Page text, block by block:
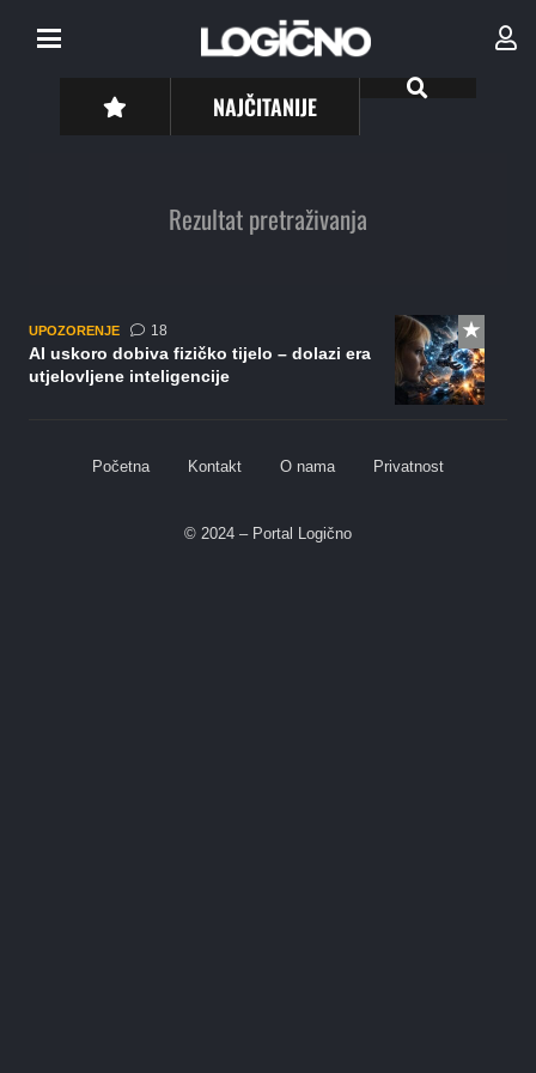
NAJČITANIJE
Rezultat pretraživanja
UPOZORENJE 18komentara
AI uskoro dobiva fizičko tijelo – dolazi era
utjelovljene inteligencije
Početna Kontakt O nama Privatnost
© 2024 – Portal Logično